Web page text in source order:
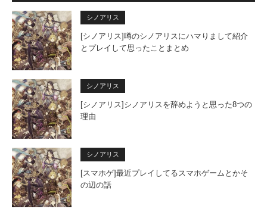
シノアリス
[シノアリス]噂のシノアリスにハマりまして紹介
とプレイして思ったことまとめ
シノアリス
[シノアリス]シノアリスを辞めようと思った8つの
理由
シノアリス
[スマホゲ]最近プレイしてるスマホゲームとかそ
の辺の話